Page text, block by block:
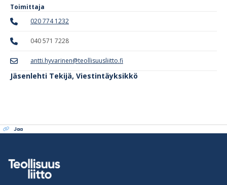
Toimittaja
020 774 1232
040 571 7228
antti.hyvarinen@teollisuusliitto.fi
Jäsenlehti Tekijä, Viestintäyksikkö
Jaa